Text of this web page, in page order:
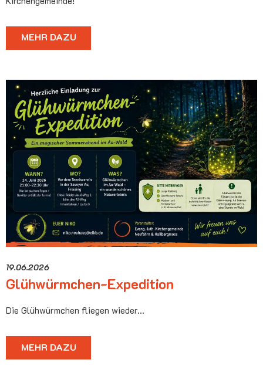
MEHR DAZU
19.06.2026
Glühwürmchen-Expedition
Die Glühwürmchen fliegen wieder...
MEHR DAZU